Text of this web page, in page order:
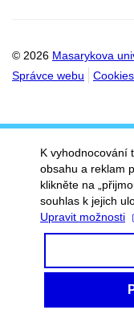
© 2026 Masarykova
Správce webu
Cookies
K vyhodnocování
obsahu a reklam
klikněte na
souhlas k jejich
Upravit možnosti